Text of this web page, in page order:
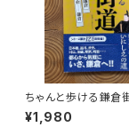
ちゃんと歩ける鎌倉
中道・下道
¥1,980